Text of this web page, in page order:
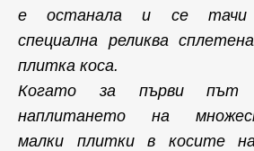
е останала и се тачи
специална реликва
плитка коса.
Когато за първи път
наплитането на
малки плитки в косите